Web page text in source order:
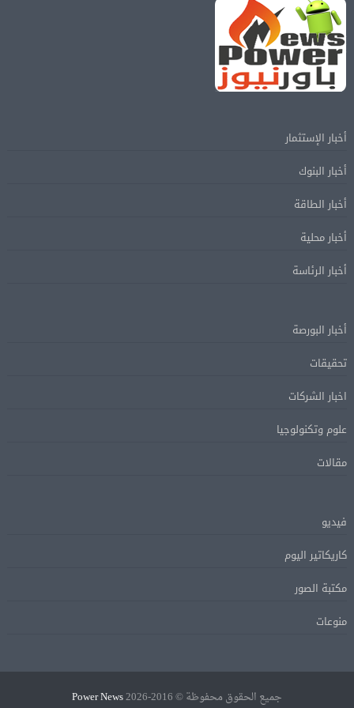
أخبار الإستثمار
أخبار البنوك
أخبار الطاقة
أخبار محلية
أخبار الرئاسة
أخبار البورصة
تحقيقات
اخبار الشركات
علوم وتكنولوجيا
مقالات
فيديو
كاريكاتير اليوم
مكتبة الصور
منوعات
جميع الحقوق محفوظة © 2016-2026 Power News